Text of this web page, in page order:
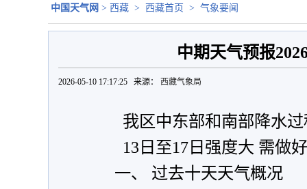
中国天气网 > 西藏 > 西藏首页 > 气象要闻
中期天气预报
2026-05-10 17:17:25 来源： 西藏气象局
我区中东部和南部降水
13 日至17日强度大 需做
一、 过去十天天气概况